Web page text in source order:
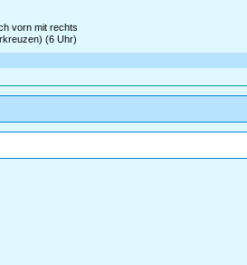
vorn mit rechts
(6 Uhr)